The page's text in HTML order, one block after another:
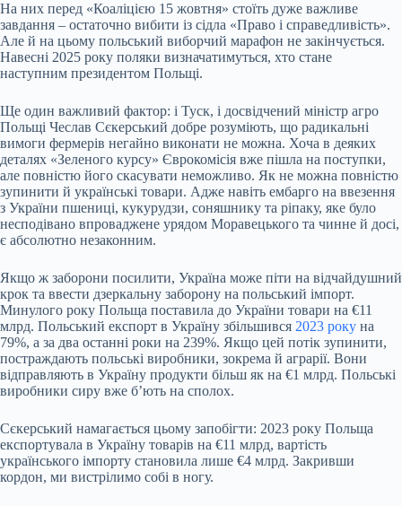
На них перед «Коаліцією 15 жовтня» стоїть дуже важливе
завдання – остаточно вибити із сідла «Право і справедливість».
Але й на цьому польський виборчий марафон не закінчується.
Навесні 2025 року поляки визначатимуться, хто стане
наступним президентом Польщі.
Ще один важливий фактор: і Туск, і досвідчений міністр агро
Польщі Чеслав Сєкерський добре розуміють, що радикальні
вимоги фермерів негайно виконати не можна. Хоча в деяких
деталях «Зеленого курсу» Єврокомісія вже пішла на поступки,
але повністю його скасувати неможливо. Як не можна повністю
зупинити й українські товари. Адже навіть ембарго на ввезення
з України пшениці, кукурудзи, соняшнику та ріпаку, яке було
несподівано впроваджене урядом Моравецького та чинне й досі,
є абсолютно незаконним.
Якщо ж заборони посилити, Україна може піти на відчайдушний
крок та ввести дзеркальну заборону на польський імпорт.
Минулого року Польща поставила до України товари на €11
млрд. Польський експорт в Україну збільшився 2023 року на
79%, а за два останні роки на 239%. Якщо цей потік зупинити,
постраждають польські виробники, зокрема й аграрії. Вони
відправляють в Україну продукти більш як на €1 млрд. Польські
виробники сиру вже бʼють на сполох.
Сєкерський намагається цьому запобігти: 2023 року Польща
експортувала в Україну товарів на €11 млрд, вартість
українського імпорту становила лише €4 млрд. Закривши
кордон, ми вистрілимо собі в ногу.